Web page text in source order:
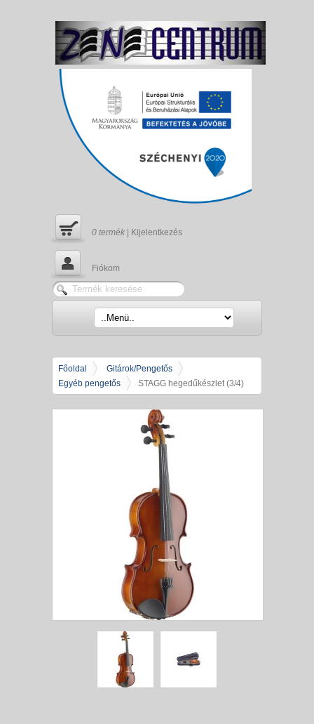
0 termék Kijelentkezés
Fiókom
Főoldal
Gitárok/Pengetős
Egyéb pengetős
STAGG hegedűkészlet (3/4)